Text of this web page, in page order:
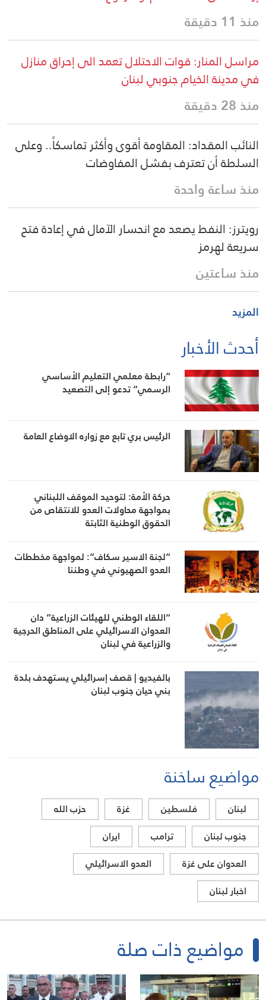
منذ 11 دقيقة
مراسل المنار: قوات الاحتلال تعمد الى إحراق منازل
في مدينة الخيام جنوبي لبنان
منذ 28 دقيقة
النائب المقداد: المقاومة أقوى وأكثر تماسكاً.. وعلى
السلطة أن تعترف بفشل المفاوضات
منذ ساعة واحدة
رويترز: النفط يصعد مع انحسار الآمال في إعادة فتح
سريعة لهرمز
منذ ساعتين
المزيد
أحدث الأخبار
“رابطة معلمي التعليم الأساسي
الرسمي” تدعو إلى التصعيد
الرئيس بري تابع مع زواره الاوضاع العامة
حركة الأمة: لتوحيد الموقف اللبناني
بمواجهة محاولات العدو للانتقاص من
الحقوق الوطنية الثابتة
“لجنة الاسير سكاف”: لمواجهة مخططات
العدو الصهيوني في وطننا
“اللقاء الوطني للهيئات الزراعية” دان
العدوان الاسرائيلي على المناطق الحرجية
والزراعية في لبنان
بالفيديو | قصف إسرائيلي يستهدف بلدة
بني حيان جنوب لبنان
مواضيع ساخنة
لبنان فلسطين غزة
حزب الله
جنوب لبنان
ترامب
ايران
العدوان على غزة
العدو الاسرائيلي
اخبار لبنان
مواضيع ذات صلة